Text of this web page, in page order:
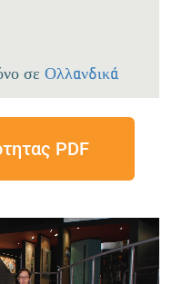
σε Ολλανδικά
PDF